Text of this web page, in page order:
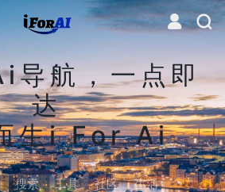
导航，一点即
达
生i For Ai
搜索 工具 社区 生活